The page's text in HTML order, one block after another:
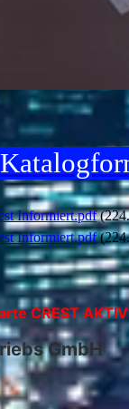
Informiert.pdf
Informiert.pdf
CREST
GmbH